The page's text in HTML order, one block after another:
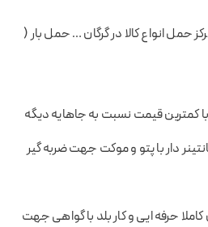
حمل انواع کالا در گرگان … حمل بار (
کمترین قیمت نسبت به جاهایه دیگه
دار با پتو و موکت جهت ضربه گیر
کاملا حرفه ایی و کار بلد با گواهی جهت